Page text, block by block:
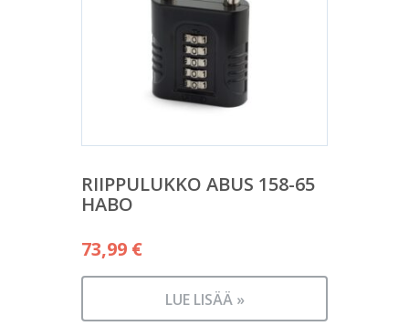
RIIPPULUKKO ABUS 158-65
HABO
73,99 €
LUE LISÄÄ »